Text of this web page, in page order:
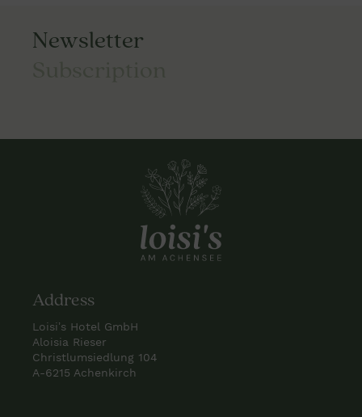
Newsletter
Address
Loisi’s Hotel GmbH
Aloisia Rieser
Christlumsiedlung 104
A-6215 Achenkirch